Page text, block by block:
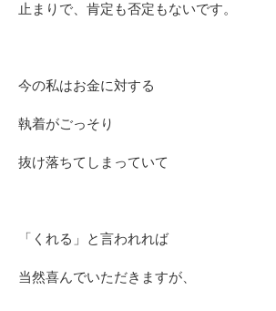
止まりで、肯定も否定もないです。
今の私はお金に対する
執着がごっそり
抜け落ちてしまっていて
「くれる」と言われれば
当然喜んでいただきますが、